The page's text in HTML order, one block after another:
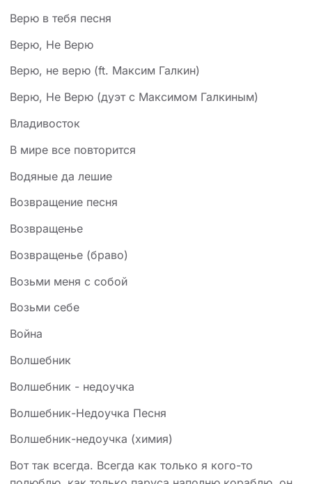
Верю в тебя песня
Верю, Не Верю
Верю, не верю (ft. Максим Галкин)
Верю, Не Верю (дуэт с Максимом Галкиным)
Владивосток
В мире все повторится
Водяные да лешие
Возвращение песня
Возвращенье
Возвращенье (браво)
Возьми меня с собой
Возьми себе
Война
Волшебник
Волшебник - недоучка
Волшебник-Недоучка Песня
Волшебник-недоучка (химия)
Вот так всегда. Всегда как только я кого-то